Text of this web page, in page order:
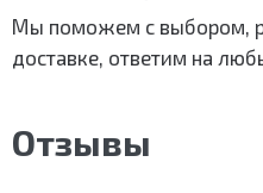
Мы поможем с выбором,
доставке, ответим на
Отзывы